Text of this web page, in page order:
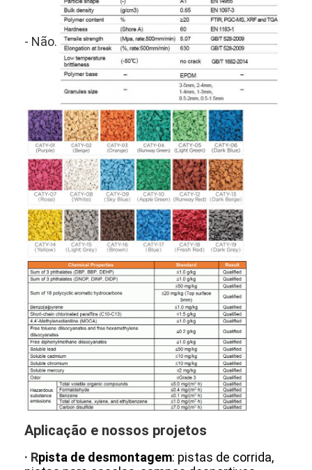
Sobre nós
Excursão da fábrica
Controle da qualidade
Contacte-nos
Notícia
Conversar Agora
Piso de borracha desportiva
Piso de borracha de parque infantil
Pavimentos de borracha de condicionamento
Grânulo de borracha de EPDM
Pavimentos de borracha para uso comercial
Pavimentadores de borracha interligados
grama artificial plena
- Não.
Aplicação e nossos projetos
· Rpista de desmontagem: pistas de corrida,